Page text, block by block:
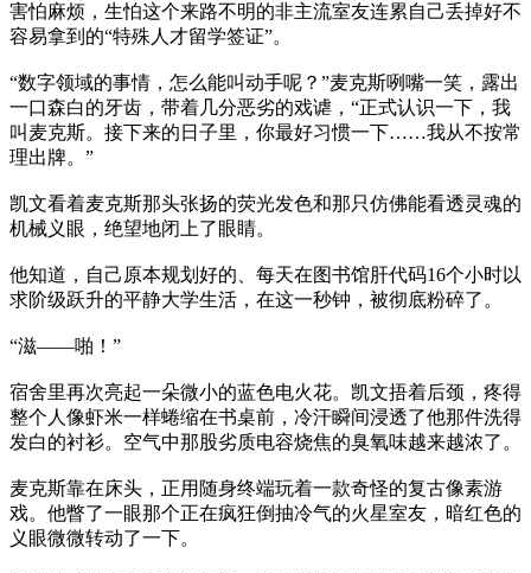
害怕麻烦，生怕这个来路不明的非主流室友连累自己丢掉好不
容易拿到的“特殊人才留学签证”。
“数字领域的事情，怎么能叫动手呢？”麦克斯咧嘴一笑，露出
一口森白的牙齿，带着几分恶劣的戏谑，“正式认识一下，我
叫麦克斯。接下来的日子里，你最好习惯一下……我从不按常
理出牌。”
凯文看着麦克斯那头张扬的荧光发色和那只仿佛能看透灵魂的
机械义眼，绝望地闭上了眼睛。
他知道，自己原本规划好的、每天在图书馆肝代码16个小时以
求阶级跃升的平静大学生活，在这一秒钟，被彻底粉碎了。
“滋——啪！”
宿舍里再次亮起一朵微小的蓝色电火花。凯文捂着后颈，疼得
整个人像虾米一样蜷缩在书桌前，冷汗瞬间浸透了他那件洗得
发白的衬衫。空气中那股劣质电容烧焦的臭氧味越来越浓了。
麦克斯靠在床头，正用随身终端玩着一款奇怪的复古像素游
戏。他瞥了一眼那个正在疯狂倒抽冷气的火星室友，暗红色的
义眼微微转动了一下。